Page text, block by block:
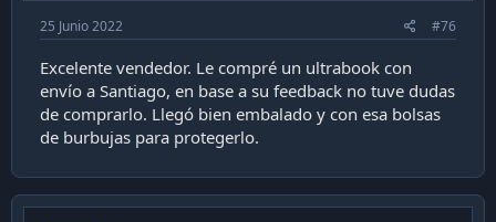
25 Junio 2022 #76
Excelente vendedor. Le compré un ultrabook con
envío a Santiago, en base a su feedback no tuve dudas
de comprarlo. Llegó bien embalado y con esa bolsas
de burbujas para protegerlo.